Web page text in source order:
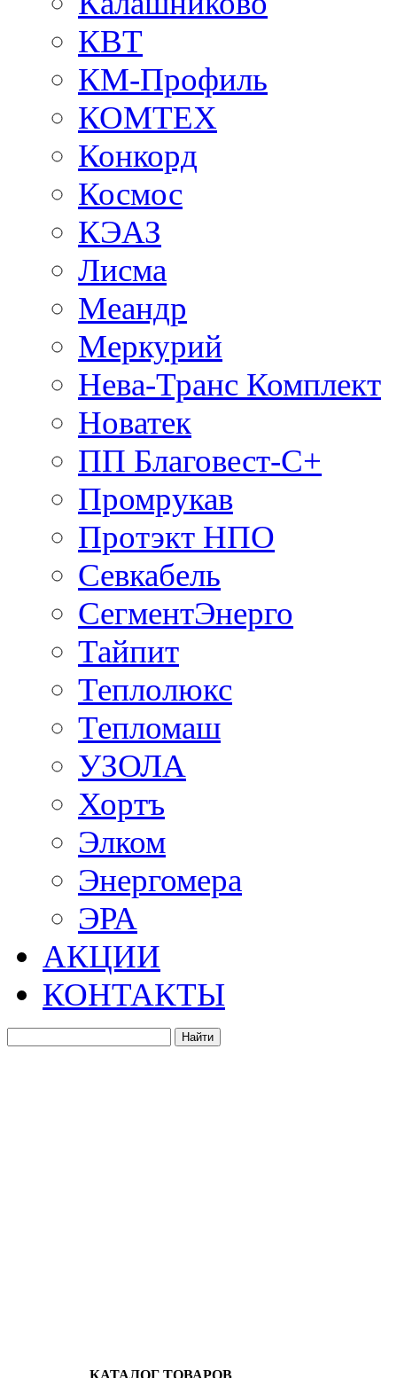
КВТ
КМ-Профиль
КОМТЕХ
Конкорд
Космос
КЭАЗ
Лисма
Меандр
Меркурий
Нева-Транс Комплект
Новатек
ПП Благовест-С+
Промрукав
Протэкт НПО
Севкабель
СегментЭнерго
Тайпит
Теплолюкс
Тепломаш
УЗОЛА
Хортъ
Элком
Энергомера
ЭРА
АКЦИИ
КОНТАКТЫ
КАТАЛОГ ТОВАРОВ